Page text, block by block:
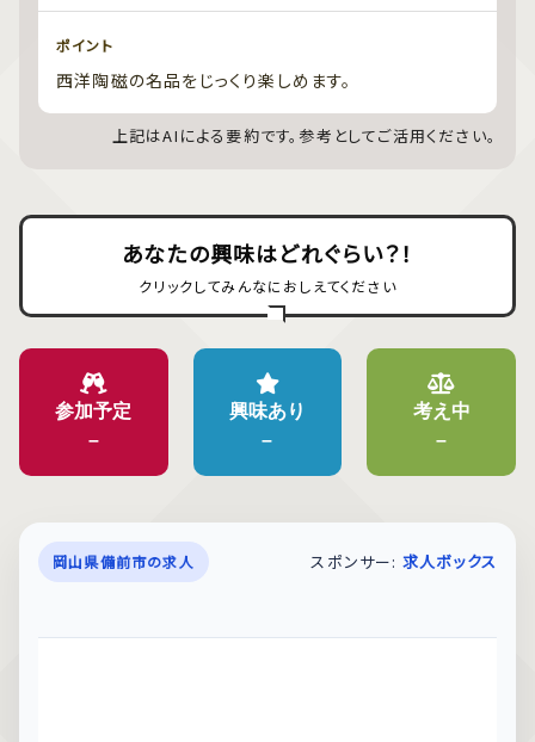
ポイント
西洋陶磁の名品をじっくり楽しめます。
上記はAIによる要約です。参考としてご活用ください。
あなたの興味はどれぐらい？！
クリックしてみんなにおしえてください
参加予定
–
興味あり
–
考え中
–
岡山県備前市の求人 スポンサー: 求人ボックス